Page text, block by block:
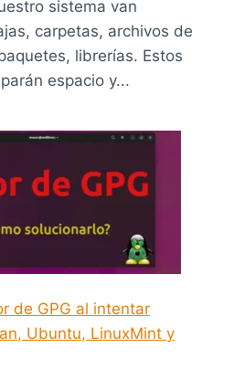
sistema van
carpetas, archivos de
librerías. Estos
espacio y...
de GPG al intentar
Ubuntu, LinuxMint y